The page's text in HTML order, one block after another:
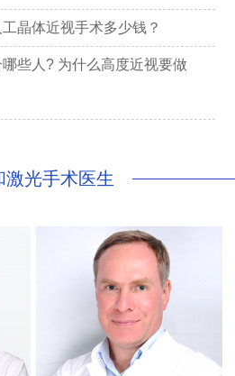
晶体近视手术多少钱？
些人? 为什么高度近视要做
激光手术医生